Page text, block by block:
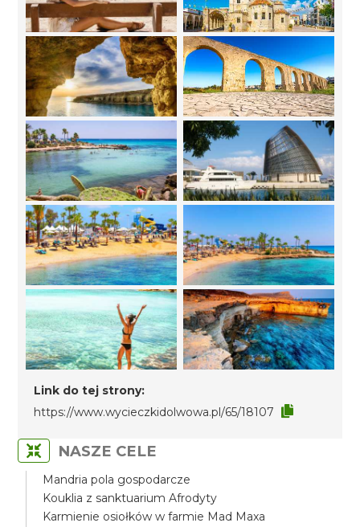
Link do tej strony:
https://www.wycieczkidolwowa.pl/65/18107
NASZE CELE
Mandria pola gospodarcze
Kouklia z sanktuarium Afrodyty
Karmienie osiołków w farmie Mad Maxa